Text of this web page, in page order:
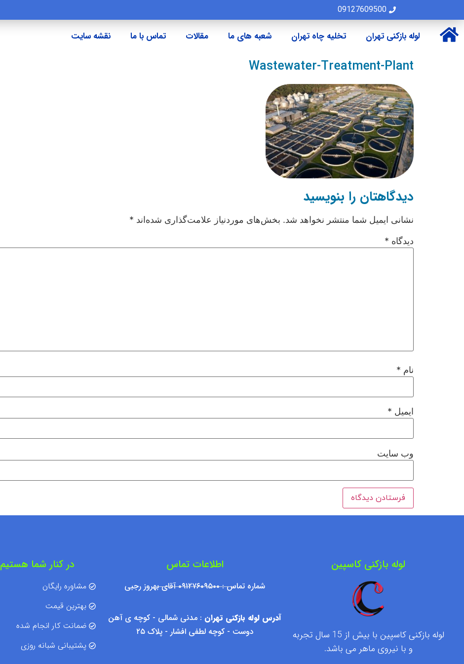
09127609500
لوله بازکنی تهران
تخلیه چاه تهران شعبه های ما مقالات تماس با ما نقشه سایت
Wastewater-Treatment-Plant
دیدگاهتان را بنویسید
نشانی ایمیل شما منتشر نخواهد شد. بخش‌های موردنیاز علامت‌گذاری شده‌اند *
دیدگاه *
نام *
ایمیل *
وب‌ سایت
لوله بازکنی کاسپین
لوله بازکنی کاسپین با بیش از 15 سال تجربه
و با نیروی ماهر می باشد.
اطلاعات تماس
شماره تماس : ۰۹۱۲۷۶۰۹۵۰۰ آقای بهروز رجبی
آدرس لوله بازکنی تهران : مدنی شمالی - کوچه ی آهن
دوست - کوچه لطفی افشار - پلاک ۲۵
در کنار شما هستیم
مشاوره رایگان
بهترین قیمت
ضمانت کار انجام شده
پشتیبانی شبانه روزی